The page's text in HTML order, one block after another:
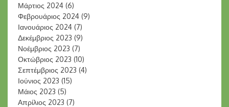
Μάρτιος 2024 (6)
Φεβρουάριος 2024 (9)
Ιανουάριος 2024 (7)
Δεκέμβριος 2023 (9)
Νοέμβριος 2023 (7)
Οκτώβριος 2023 (10)
Σεπτέμβριος 2023 (4)
Ιούνιος 2023 (15)
Μάιος 2023 (5)
Απρίλιος 2023 (7)